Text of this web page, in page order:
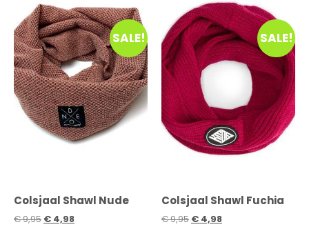
SALE!
Colsjaal Shawl Nude
€9,95 € 4,98
SALE!
Colsjaal Shawl Fuchia
€9,95 € 4,98